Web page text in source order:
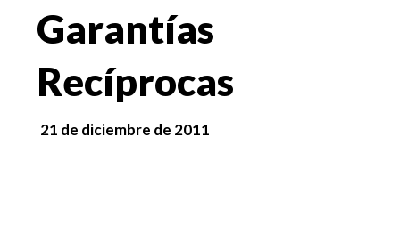
Garantías
Recíprocas
21 de diciembre de 2011